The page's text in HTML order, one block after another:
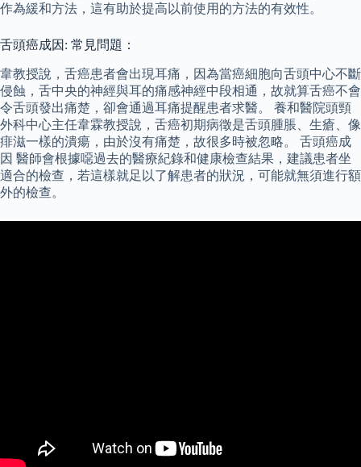
作為緩和方法，這有助於提高以前使用的方法的有效性。
舌頭癌成因: 常見問題：
韋教授說，舌癌患者會出現耳痛，因為當癌細胞向舌頭中心不斷
侵蝕，舌中央的神經與耳的痛感神經中段相通，故就算舌癌不會
令舌頭發出痛楚，卻會通過耳痛提醒患者求醫。 養和醫院頭頸
外科中心主任韋霖教授說，舌癌初期病徵是舌頭腫脹、生瘡、像
痱滋一樣的潰瘍，由於沒有痛楚，故很多時被忽略。 舌頭癌成
因 醫師會根據噁過去的醫療紀錄和健康檢查結果，建議患者坐
適合的檢查，若這樣就足以了解患者的狀況，可能就無須進行額
外的檢查。